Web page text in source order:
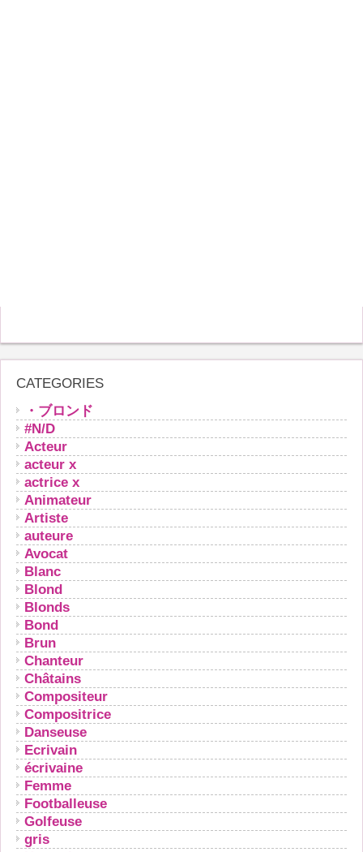
CATEGORIES
・ブロンド
#N/D
Acteur
acteur x
actrice x
Animateur
Artiste
auteure
Avocat
Blanc
Blond
Blonds
Bond
Brun
Chanteur
Châtains
Compositeur
Compositrice
Danseuse
Ecrivain
écrivaine
Femme
Footballeuse
Golfeuse
gris